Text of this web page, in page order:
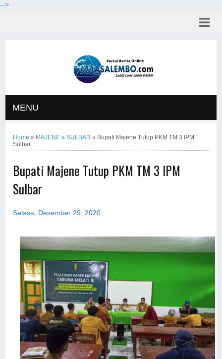
-->
MENU
Home » MAJENE »SULBAR » Bupati Majene Tutup PKM TM 3 IPM
Sulbar
Bupati Majene Tutup PKM TM 3 IPM
Sulbar
Selasa, Desember 29, 2020